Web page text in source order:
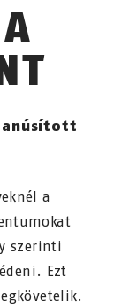
a
szerinti
Ezt